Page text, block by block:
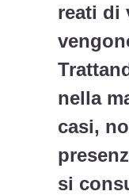
reati di
nella
casi,
si